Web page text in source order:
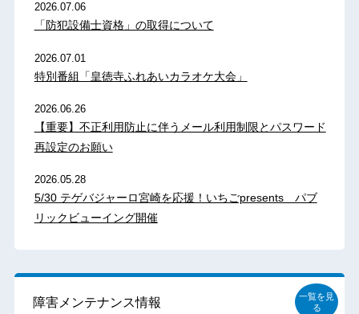
2026.07.06
「防犯設備士資格」の取得について
2026.07.01
特別番組「皇徳寺ふれあいカラオケ大会」
2026.06.26
【重要】不正利用防止に伴うメール利用制限とパスワード
再設定のお願い
2026.05.28
5/30 テゲバジャーロ宮崎を応援！いちごpresents パブ
リックビューイング開催
障害メンテナンス情報
一覧を見
る